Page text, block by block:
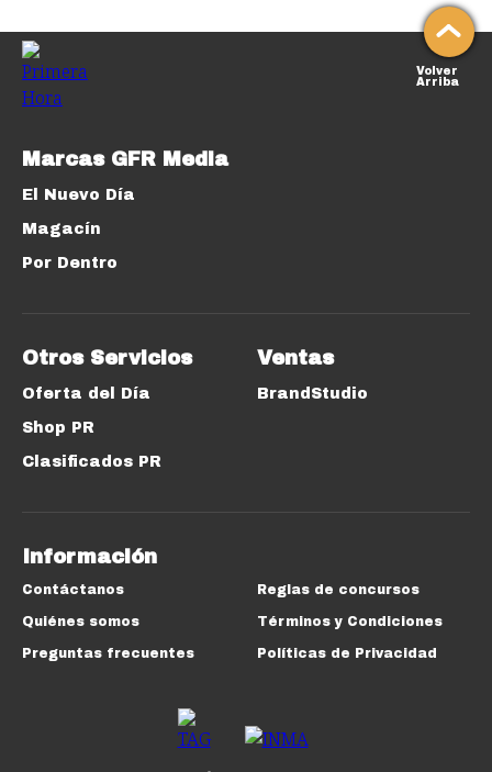
Volver
Arriba
Marcas GFR Media
El Nuevo Día
Magacín
Por Dentro
Otros Servicios
Oferta del Día
Shop PR
Clasificados PR
Ventas
BrandStudio
Información
Contáctanos
Quiénes somos
Preguntas frecuentes
Reglas de concursos
Términos y Condiciones
Políticas de Privacidad